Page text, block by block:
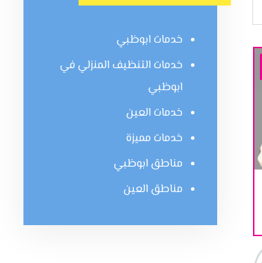
خدمات ابوظبي
خدمات التنظيف المنزلي في
ابوظبي
خدمات العين
خدمات مميزة
مناطق ابوظبي
مناطق العين